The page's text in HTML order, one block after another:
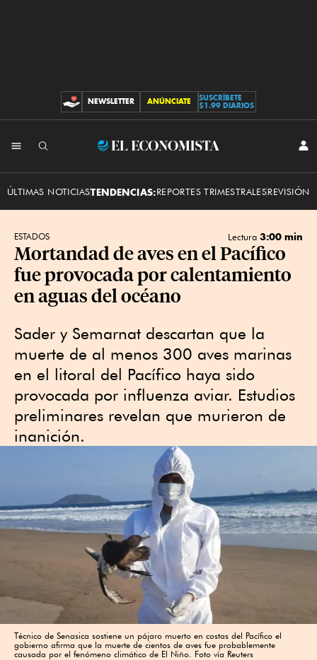
CONTRIBUCIONES
NEWSLETTER ANÚNCIATE
SUSCRÍBETE
$1.99 DIARIOS
El
ÚLTIMAS NOTICIASTENDENCIAS:REPORTES TRIMESTRALESREVISIÓN
ESTADOS Lectura 3:00 min
Mortandad de aves en el Pacífico
fue provocada por calentamiento
en aguas del océano
Sader y Semarnat descartan que la
muerte de al menos 300 aves marinas
en el litoral del Pacífico haya sido
provocada por influenza aviar. Estudios
preliminares revelan que murieron de
inanición.
Técnico de Senasica sostiene un pájaro muerto en costas del Pacífico el
gobierno afirma que la muerte de cientos de aves fue probablemente
causada por el fenómeno climático de El Niño. Foto vía Reuters